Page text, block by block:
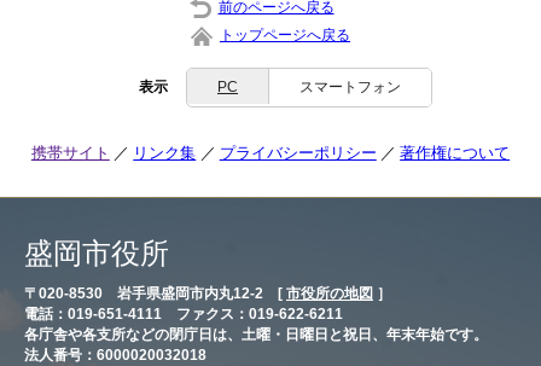
前のページへ戻る
トップページへ戻る
表示 PC スマートフォン
携帯サイト リンク集 プライバシーポリシー 著作権について
盛岡市役所
〒020-8530 岩手県盛岡市内丸12-2 [ 市役所の地図 ］
電話：019-651-4111 ファクス：019-622-6211
各庁舎や各支所などの閉庁日は、土曜・日曜日と祝日、年末年始です。
法人番号：6000020032018